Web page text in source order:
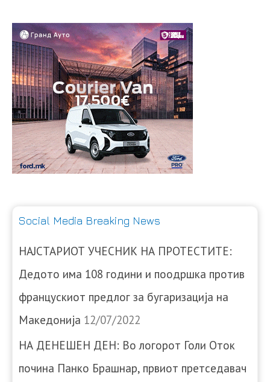
Social Media Breaking News
НАЈСТАРИОТ УЧЕСНИК НА ПРОТЕСТИТЕ:
Дедото има 108 години и поодршка против
францускиот предлог за бугаризација на
Македонија 12/07/2022
НА ДЕНЕШЕН ДЕН: Во логорот Голи Оток
почина Панко Брашнар, првиот претседавач